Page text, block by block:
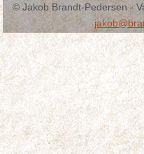
© Jakob Brandt-Pedersen -